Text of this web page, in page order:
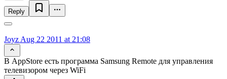
Reply
Joyz Aug 22 2011 at 21:08
В AppStore есть программа Samsung Remote для управления
телевизором через WiFi